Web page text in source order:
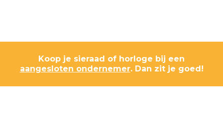
Koop je sieraad of horloge bij een
aangesloten ondernemer. Dan zit je goed!